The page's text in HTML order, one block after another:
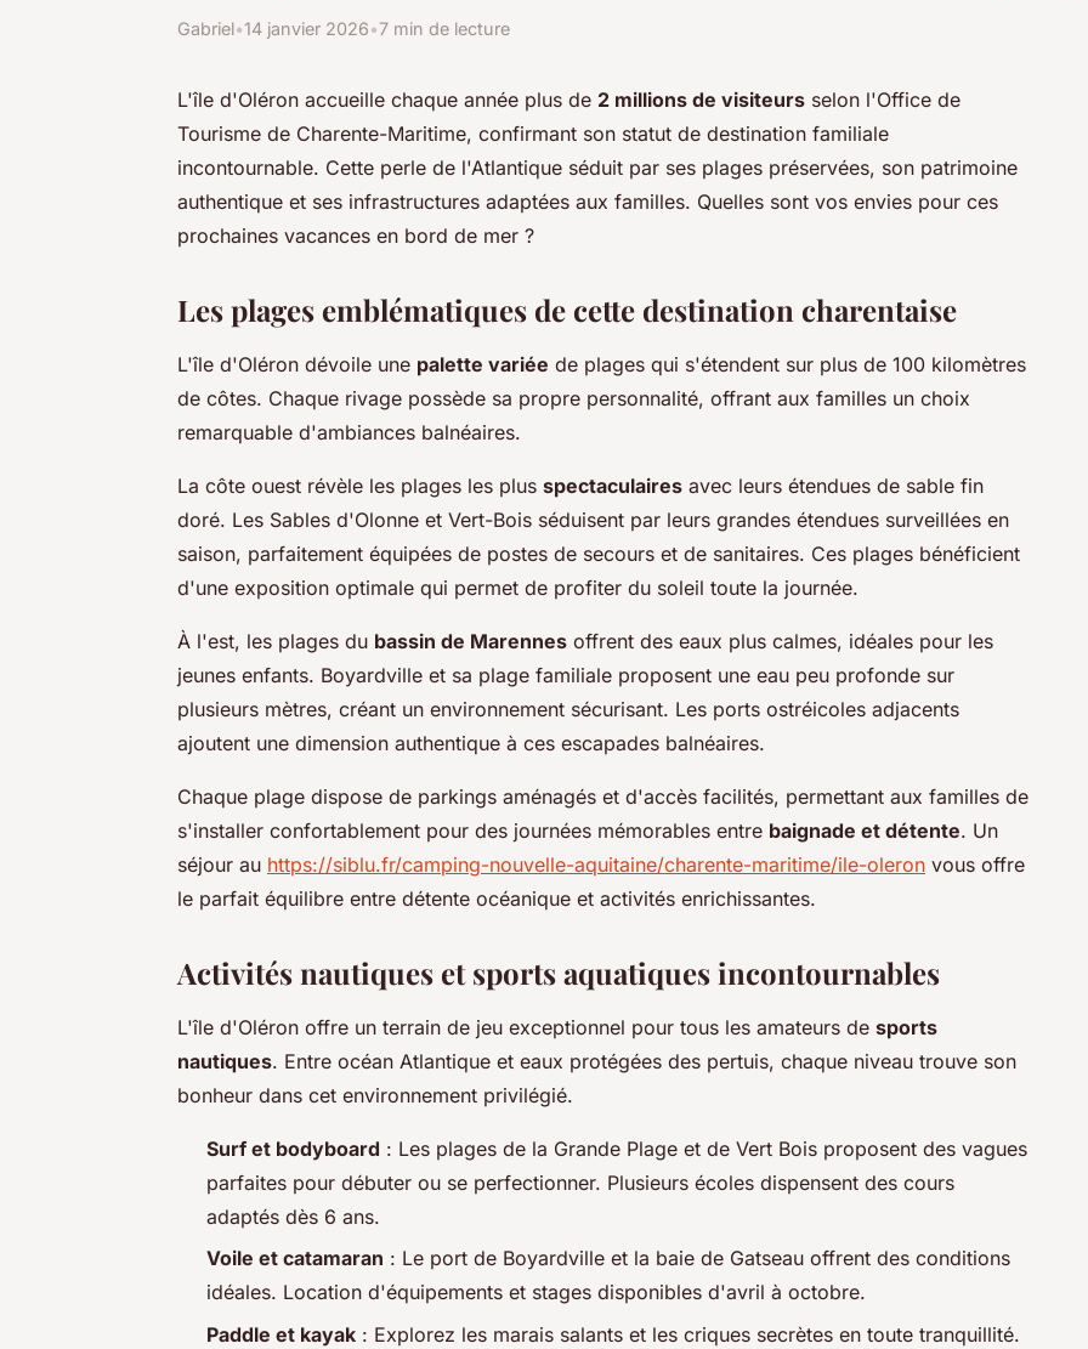
Gabriel•14 janvier 2026•7 min de lecture
L'île d'Oléron accueille chaque année plus de 2 millions de visiteurs selon l'Office de
Tourisme de Charente-Maritime, confirmant son statut de destination familiale
incontournable. Cette perle de l'Atlantique séduit par ses plages préservées, son patrimoine
authentique et ses infrastructures adaptées aux familles. Quelles sont vos envies pour ces
prochaines vacances en bord de mer ?
Les plages emblématiques de cette destination charentaise
L'île d'Oléron dévoile une palette variée de plages qui s'étendent sur plus de 100 kilomètres
de côtes. Chaque rivage possède sa propre personnalité, offrant aux familles un choix
remarquable d'ambiances balnéaires.
La côte ouest révèle les plages les plus spectaculaires avec leurs étendues de sable fin
doré. Les Sables d'Olonne et Vert-Bois séduisent par leurs grandes étendues surveillées en
saison, parfaitement équipées de postes de secours et de sanitaires. Ces plages bénéficient
d'une exposition optimale qui permet de profiter du soleil toute la journée.
À l'est, les plages du bassin de Marennes offrent des eaux plus calmes, idéales pour les
jeunes enfants. Boyardville et sa plage familiale proposent une eau peu profonde sur
plusieurs mètres, créant un environnement sécurisant. Les ports ostréicoles adjacents
ajoutent une dimension authentique à ces escapades balnéaires.
Chaque plage dispose de parkings aménagés et d'accès facilités, permettant aux familles de
s'installer confortablement pour des journées mémorables entre baignade et détente. Un
séjour au https://siblu.fr/camping-nouvelle-aquitaine/charente-maritime/ile-oleron vous offre
le parfait équilibre entre détente océanique et activités enrichissantes.
Activités nautiques et sports aquatiques incontournables
L'île d'Oléron offre un terrain de jeu exceptionnel pour tous les amateurs de sports
nautiques. Entre océan Atlantique et eaux protégées des pertuis, chaque niveau trouve son
bonheur dans cet environnement privilégié.
Surf et bodyboard : Les plages de la Grande Plage et de Vert Bois proposent des vagues
parfaites pour débuter ou se perfectionner. Plusieurs écoles dispensent des cours
adaptés dès 6 ans.
Voile et catamaran : Le port de Boyardville et la baie de Gatseau offrent des conditions
idéales. Location d'équipements et stages disponibles d'avril à octobre.
Paddle et kayak : Explorez les marais salants et les criques secrètes en toute tranquillité.